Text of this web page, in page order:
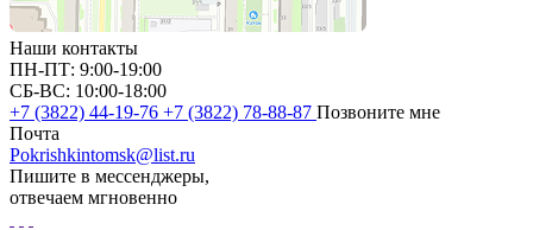
Наши контакты
ПН-ПТ: 9:00-19:00
СБ-ВС: 10:00-18:00
+7 (3822) 44-19-76 +7 (3822) 78-88-87 Позвоните мне
Почта
Pokrishkintomsk@list.ru
Пишите в мессенджеры,
отвечаем мгновенно